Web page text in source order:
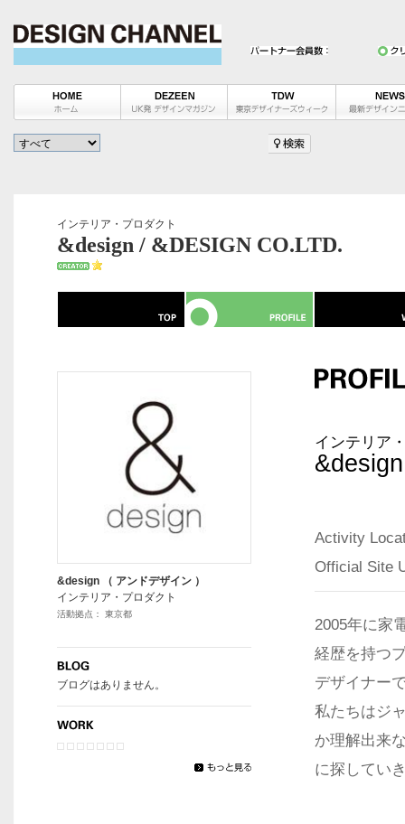
インテリア・プロダクト
&design / &DESIGN CO.LTD.
インテリア
Activity
Official Site
2005年に家
経歴を持つ
デザイナー
私たちはジ
か理解出来
に探してい
&design （ アンドデザイン ）
インテリア・プロダクト
活動拠点： 東京都
ブログはありません。